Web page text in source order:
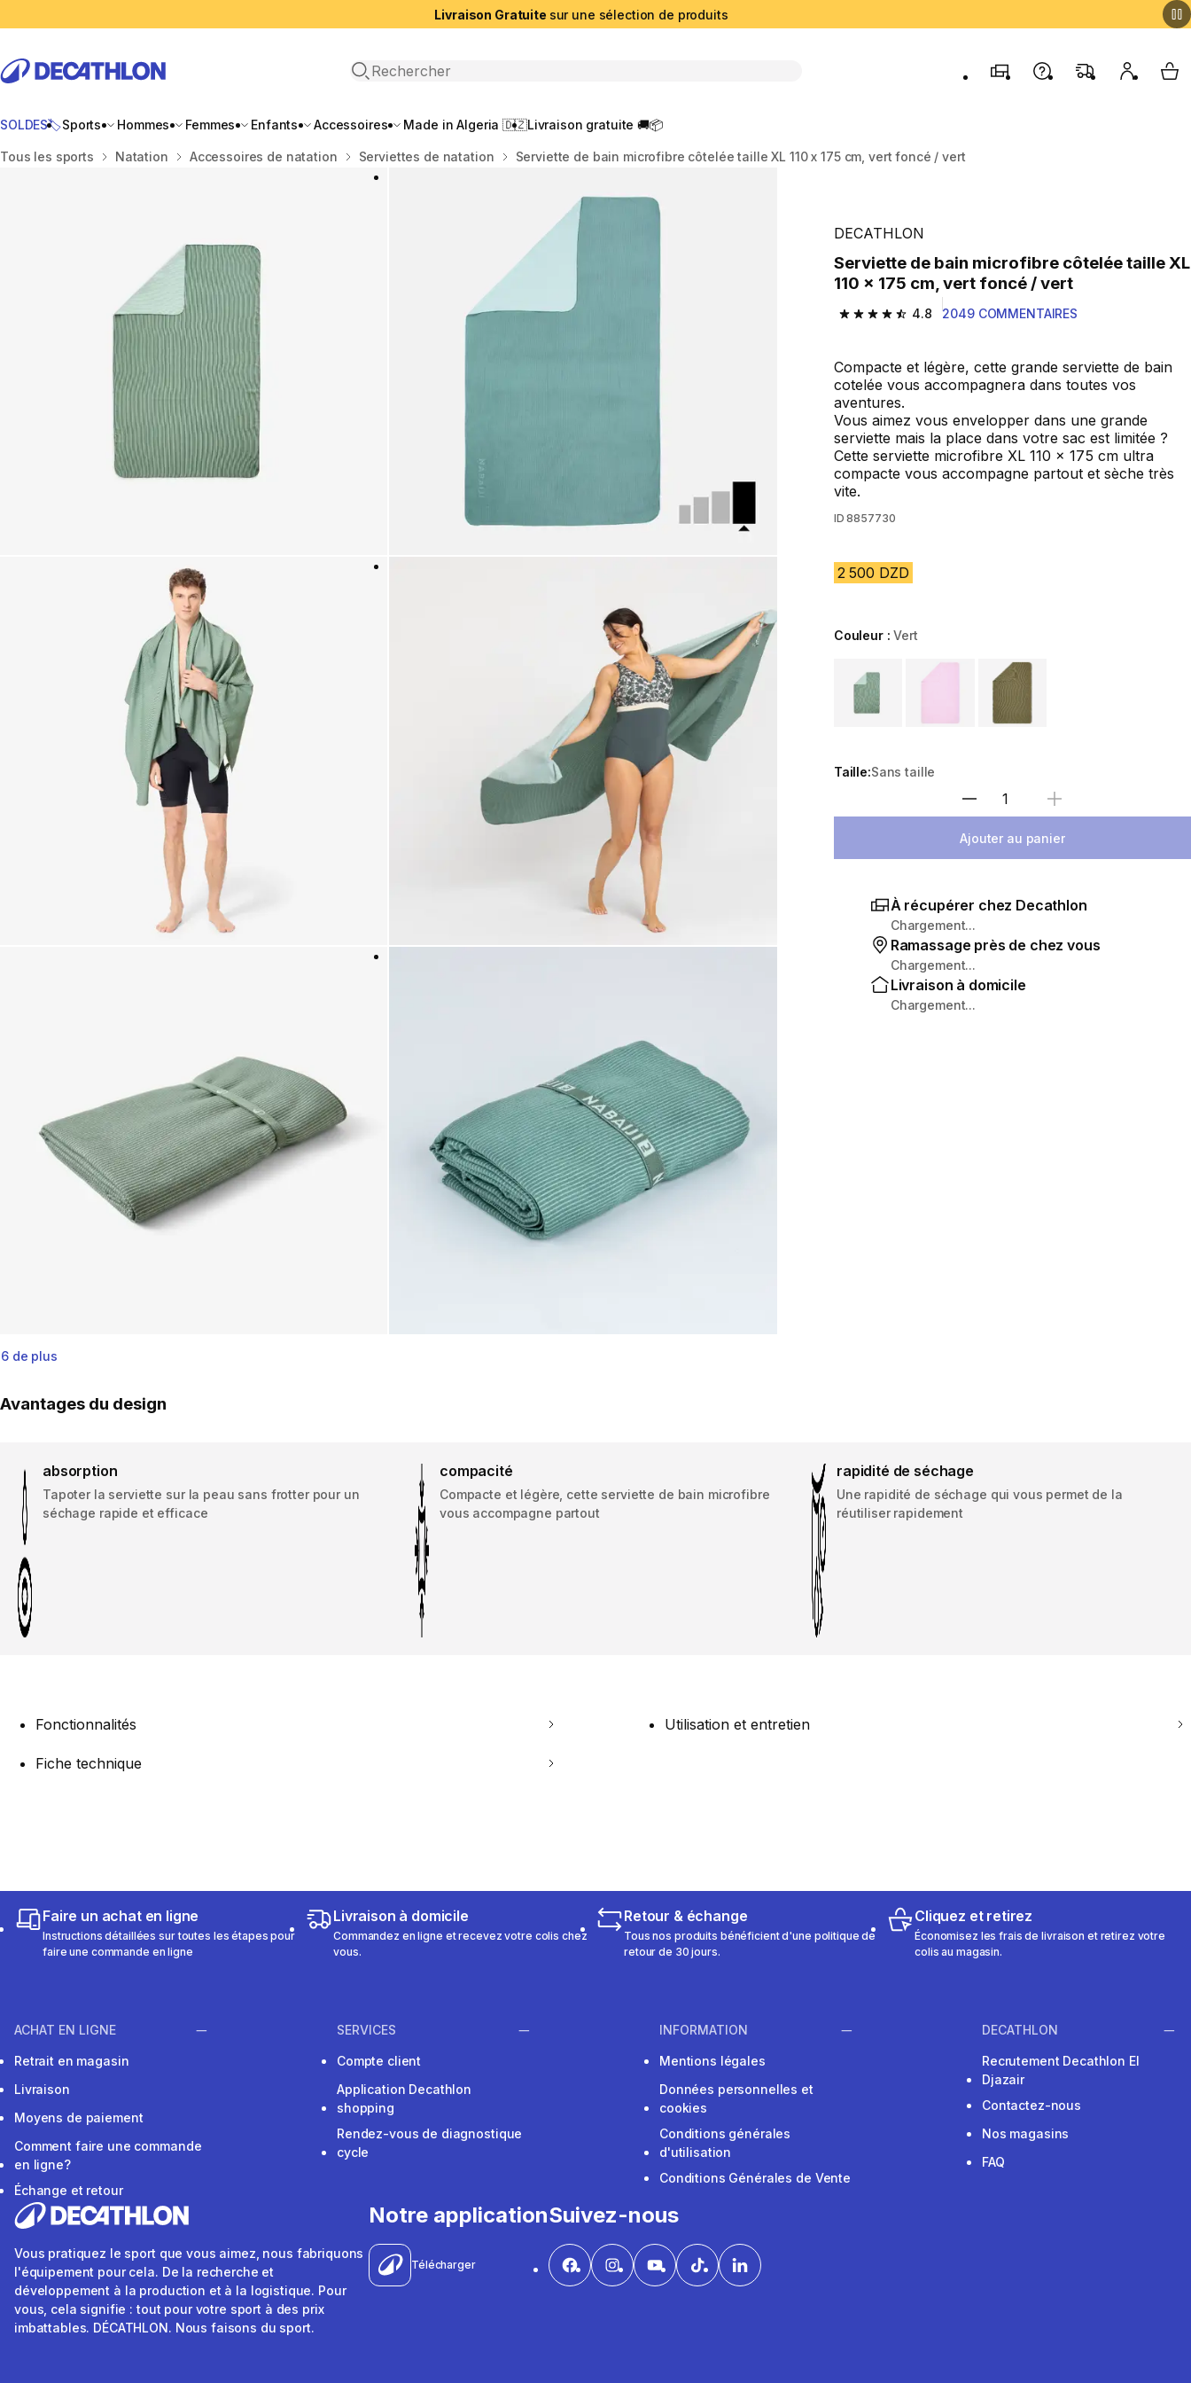
Livraison Gratuite sur une sélection de produits
Recherche ouverte
MagasinsContactez-nous
FAQ Mon My
SOLDES🏷️Sports Hommes Femmes Enfants Accessoires Made in Algeria 🇩🇿Livraison gratuite 🚚📦
Accueil
Tous les sports Natation Accessoires de natation Serviettes de natation Serviette de bain microfibre côtelée taille XL 110 x 175 cm, vert foncé / vert
6 de plus
DECATHLON
Serviette de bain microfibre côtelée taille XL
110 x 175 cm, vert foncé / vert
4.8
4.8 out of 5 stars from 2049 reviews
2049 COMMENTAIRES
Compacte et légère, cette grande serviette de bain
cotelée vous accompagnera dans toutes vos
aventures.
Vous aimez vous envelopper dans une grande
serviette mais la place dans votre sac est limitée ?
Cette serviette microfibre XL 110 x 175 cm ultra
compacte vous accompagne partout et sèche très
vite.
ID 8857730
2 500 DZD
Couleur :Vert
Choose a variant
Taille:Sans taille
Sélectionnez la quantité
Ajouter au panier
À récupérer chez Decathlon
Chargement...
Ramassage près de chez vous
Chargement...
Livraison à domicile
Chargement...
Avantages du design
absorption
Tapoter la serviette sur la peau sans frotter pour un
séchage rapide et efficace
compacité
Compacte et légère, cette serviette de bain microfibre
vous accompagne partout
rapidité de séchage
Une rapidité de séchage qui vous permet de la
réutiliser rapidement
Fonctionnalités Utilisation et entretien
Fiche technique
Faire un achat en ligne
Instructions détaillées sur toutes les étapes pour
faire une commande en ligne
Livraison à domicile
Commandez en ligne et recevez votre colis chez
vous.
Retour & échange
Tous nos produits bénéficient d'une politique de
retour de 30 jours.
Cliquez et retirez
Économisez les frais de livraison et retirez votre
colis au magasin.
ACHAT EN LIGNE
Retrait en magasin
Livraison
Moyens de paiement
Comment faire une commande
en ligne?
Échange et retour
SERVICES
Compte client
Application Decathlon
shopping
Rendez-vous de diagnostique
cycle
INFORMATION
Mentions légales
Données personnelles et
cookies
Conditions générales
d'utilisation
Conditions Générales de Vente
DECATHLON
Recrutement Decathlon El
Djazair
Contactez-nous
Nos magasins
FAQ
Vous pratiquez le sport que vous aimez, nous fabriquons
l'équipement pour cela. De la recherche et
développement à la production et à la logistique. Pour
vous, cela signifie : tout pour votre sport à des prix
imbattables. DÉCATHLON. Nous faisons du sport.
Notre application
Télécharger
Suivez-nous